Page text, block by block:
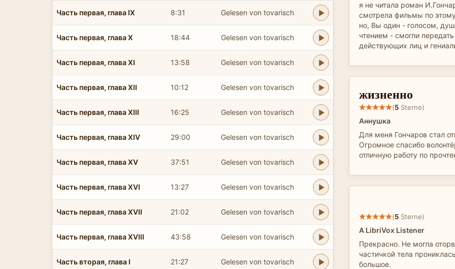
Часть первая, глава IX 8:31 Gelesen von tovarisch
Часть первая, глава X 18:44 Gelesen von tovarisch
Часть первая, глава XI 13:58 Gelesen von tovarisch
Часть первая, глава XII 10:12 Gelesen von tovarisch
Часть первая, глава XIII 16:25 Gelesen von tovarisch
Часть первая, глава XIV 29:00 Gelesen von tovarisch
Часть первая, глава XV 37:51 Gelesen von tovarisch
Часть первая, глава XVI 13:27 Gelesen von tovarisch
Часть первая, глава XVII 21:02 Gelesen von tovarisch
Часть первая, глава XVIII 43:58 Gelesen von tovarisch
Часть вторая, глава I 21:27 Gelesen von tovarisch
я не читала роман
смотрела фильмы по
но, Вы один - голосом,
чтением - смогли
действующих лиц и
жизненно
(5 Sterne)
Аннушка
Для меня Гончаров стал
Огромное спасибо
отличную работу по
(5 Sterne)
A LibriVox Listener
Прекрасно. Не могла
частичкой тела
большое.